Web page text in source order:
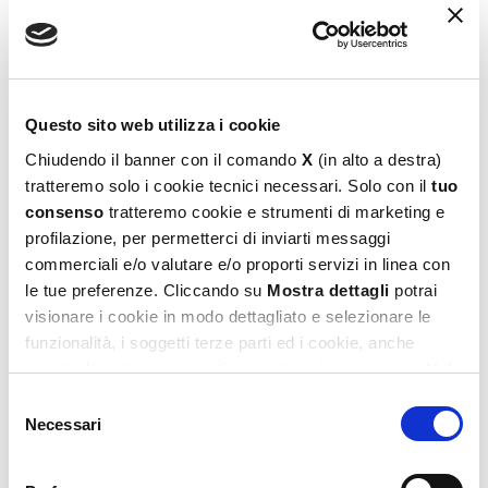
Questo sito web utilizza i cookie
Chiudendo il banner con il comando X (in alto a destra)
tratteremo solo i cookie tecnici necessari. Solo con il tuo
consenso tratteremo cookie e strumenti di marketing e
profilazione, per permetterci di inviarti messaggi
commerciali e/o valutare e/o proporti servizi in linea con
le tue preferenze. Cliccando su Mostra dettagli potrai
visionare i cookie in modo dettagliato e selezionare le
funzionalità, i soggetti terze parti ed i cookie, anche
eventualmente raggruppati per categorie omogenee. Nel
Privacy e Cookie Policy,
dove potrai avere maggiori
informazioni e modificare le tue scelte. Potrai verificare e
modificare i tuoi consensi anche cliccando sul simbolo
delNecessari
6,50€
Aggiungi al carrello
Ludoteca Le Carte Dei Bambini Boom